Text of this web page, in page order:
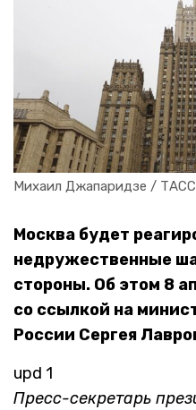
Михаил Джапаридзе / ТАСС
Москва будет
недружественные
стороны. Об этом 8
со ссылкой на
России Сергея
upd 1
Пресс-секретарь